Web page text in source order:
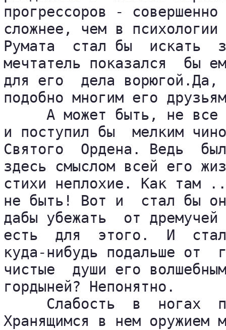
прогрессоров -
сложнее, чем в
Румата  стал бы  искать
мечтатель показался  бы
для его  дела
подобно многим его
А может быть, не
и поступил бы  мелким
Святого  Ордена. Ведь
здесь смыслом всей его
стихи неплохие. Как там
не быть! Вот и  стал бы он
дабы убежать  от
есть  для  этого.  И
куда-нибудь подальше от
чистые  души его
гордыней? Непонятно.
Слабость  в  ногах
Хранящимся в нем оружием